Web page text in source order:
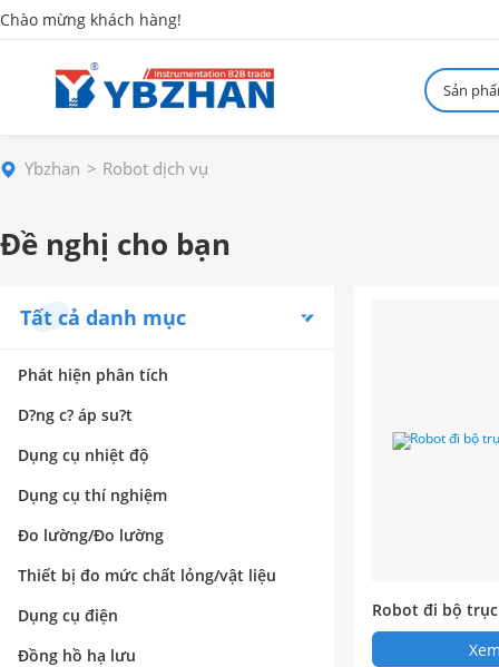
Chào mừng khách hàng!
Sản
Ybzhan Robot dịch vụ
Đề nghị cho bạn
Tất cả danh mục
Phát hiện phân tích
D?ng c? áp su?t
Dụng cụ nhiệt độ
Dụng cụ thí nghiệm
Đo lường/Đo lường
Thiết bị đo mức chất lỏng/vật liệu
Dụng cụ điện
Đồng hồ hạ lưu
Robot đi bộ
t